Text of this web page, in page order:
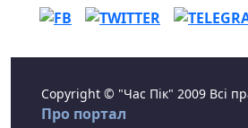
Copyright © "Час Пік" 2009 Всі
Про портал